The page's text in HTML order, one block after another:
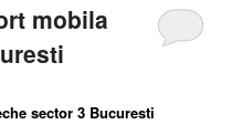
mobila
sector 3 Bucuresti